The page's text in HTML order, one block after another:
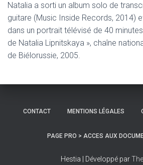
Natalia a sorti un album solo de
guitare (Music Inside Records, 2014)
dans un portrait télévisé de 40
de Natalia Lipnitskaya », chaîne
de Biélorussie, 2005.
CONTACT MENTIONS LÉGALES
PAGE PRO > ACCES AUX
Hestia | Développé par